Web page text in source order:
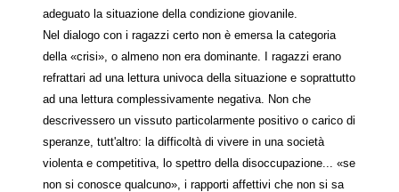
adeguato la situazione della condizione giovanile.
Nel dialogo con i ragazzi certo non è emersa la categoria
della «crisi», o almeno non era dominante. I ragazzi erano
refrattari ad una lettura univoca della situazione e soprattutto
ad una lettura complessivamente negativa. Non che
descrivessero un vissuto particolarmente positivo o carico di
speranze, tutt'altro: la difficoltà di vivere in una società
violenta e competitiva, lo spettro della disoccupazione... «se
non si conosce qualcuno», i rapporti affettivi che non si sa